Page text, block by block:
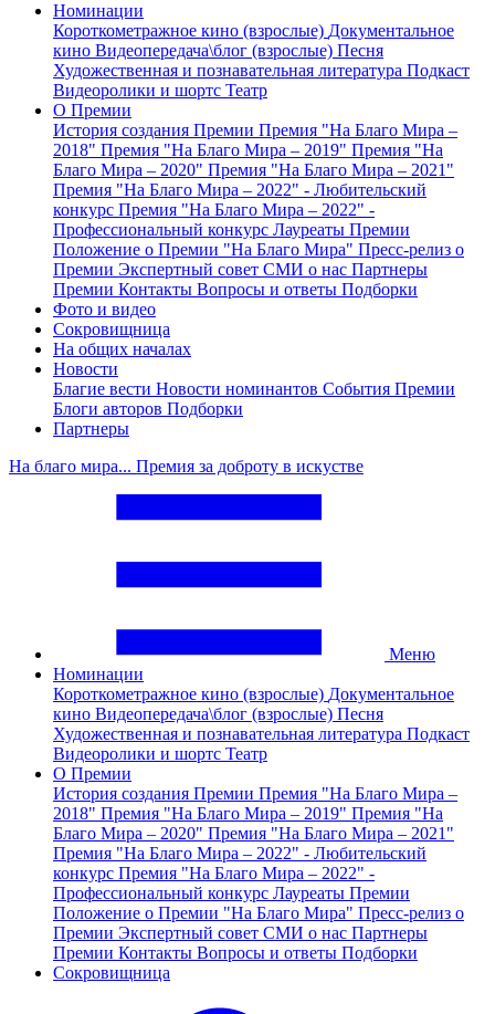
Номинации
Короткометражное кино (взрослые) Документальное
кино Видеопередача\блог (взрослые) Песня
Художественная и познавательная литература Подкаст
Видеоролики и шортс Театр
О Премии
История создания Премии Премия "На Благо Мира –
2018" Премия "На Благо Мира – 2019" Премия "На
Благо Мира – 2020" Премия "На Благо Мира – 2021"
Премия "На Благо Мира – 2022" - Любительский
конкурс Премия "На Благо Мира – 2022" -
Профессиональный конкурс Лауреаты Премии
Положение о Премии "На Благо Мира" Пресс-релиз о
Премии Экспертный совет СМИ о нас Партнеры
Премии Контакты Вопросы и ответы Подборки
Фото и видео
Сокровищница
На общих началах
Новости
Благие вести Новости номинантов События Премии
Блоги авторов Подборки
Партнеры
На благо мира... Премия за доброту в искустве
Меню
Номинации
Короткометражное кино (взрослые) Документальное
кино Видеопередача\блог (взрослые) Песня
Художественная и познавательная литература Подкаст
Видеоролики и шортс Театр
О Премии
История создания Премии Премия "На Благо Мира –
2018" Премия "На Благо Мира – 2019" Премия "На
Благо Мира – 2020" Премия "На Благо Мира – 2021"
Премия "На Благо Мира – 2022" - Любительский
конкурс Премия "На Благо Мира – 2022" -
Профессиональный конкурс Лауреаты Премии
Положение о Премии "На Благо Мира" Пресс-релиз о
Премии Экспертный совет СМИ о нас Партнеры
Премии Контакты Вопросы и ответы Подборки
Сокровищница